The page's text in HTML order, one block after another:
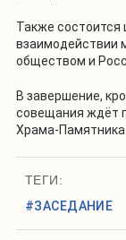
Также состоится
взаимодействии
обществом и
В завершение,
совещания ждёт
Храма-Памятника
ТЕГИ:
#ЗАСЕДАНИЕ